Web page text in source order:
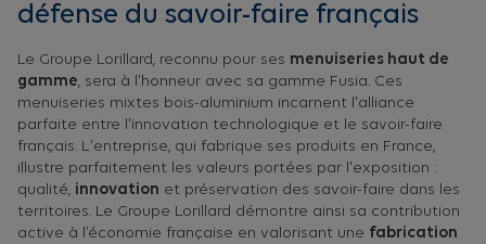
défense du savoir-faire français
Le Groupe Lorillard, reconnu pour ses menuiseries haut de
gamme, sera à l'honneur avec sa gamme Fusia. Ces
menuiseries mixtes bois-aluminium incarnent l'alliance
parfaite entre l'innovation technologique et le savoir-faire
français. L'entreprise, qui fabrique ses produits en France,
illustre parfaitement les valeurs portées par l'exposition :
qualité, innovation et préservation des savoir-faire dans les
territoires. Le Groupe Lorillard démontre ainsi sa contribution
active à l’économie française en valorisant une fabrication